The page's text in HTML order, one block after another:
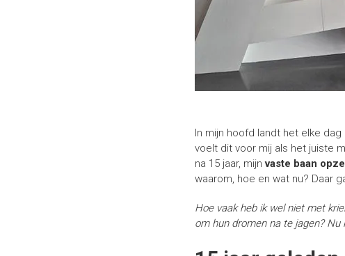
In mijn hoofd landt het elke
voelt dit voor mij als het juiste
na 15 jaar, mijnvaste baan
waarom, hoe en wat nu? Daar
Hoe vaak heb ik wel niet met
om hun dromen na te jagen? Nu